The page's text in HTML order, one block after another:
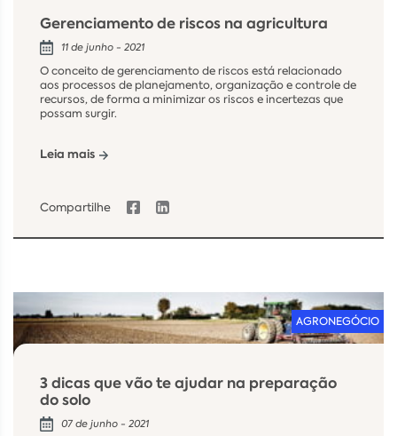
Gerenciamento de riscos na agricultura
11 de junho - 2021
O conceito de gerenciamento de riscos está relacionado
aos processos de planejamento, organização e controle de
recursos, de forma a minimizar os riscos e incertezas que
possam surgir.
Leia mais
Compartilhe
AGRONEGÓCIO
3 dicas que vão te ajudar na preparação
do solo
07 de junho - 2021